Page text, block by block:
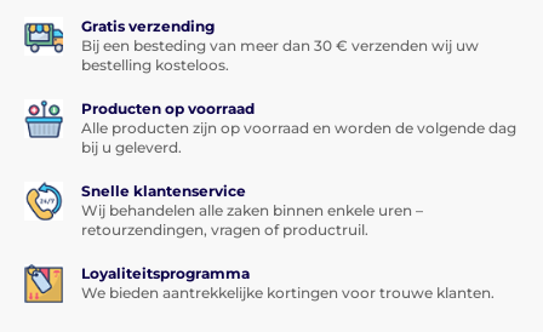
Gratis verzending
Bij een besteding van meer dan 30 € verzenden wij uw
bestelling kosteloos.
Producten op voorraad
Alle producten zijn op voorraad en worden de volgende dag
bij u geleverd.
Snelle klantenservice
Wij behandelen alle zaken binnen enkele uren –
retourzendingen, vragen of productruil.
Loyaliteitsprogramma
We bieden aantrekkelijke kortingen voor trouwe klanten.